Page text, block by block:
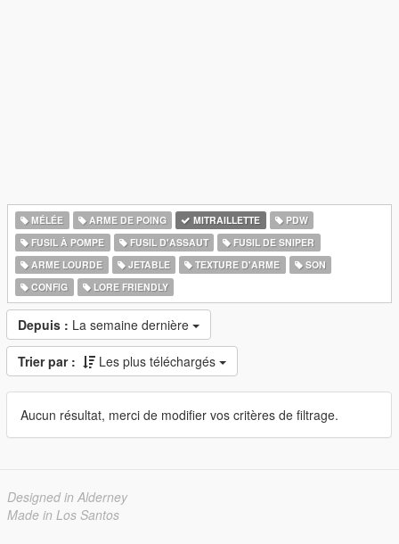
MÉLÉE ARME DE POING MITRAILLETTE
PDW
FUSIL À POMPE
FUSIL D'ASSAUT
FUSIL DE SNIPER
ARME LOURDE
JETABLE TEXTURE D'ARME
SON
CONFIG
LORE FRIENDLY
Depuis : La semaine dernière
Trier par : Les plus téléchargés
Aucun résultat, merci de modifier vos critères de filtrage.
Designed in Alderney
Made in Los Santos